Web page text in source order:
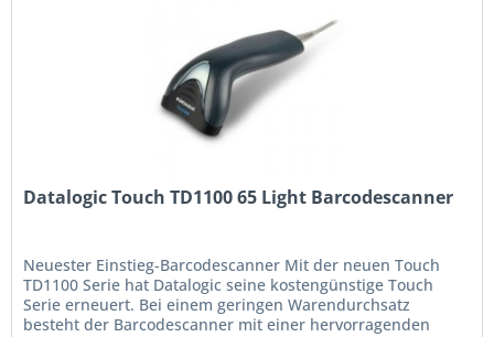
Datalogic Touch TD1100 65 Light Barcodescanner
Neuester Einstieg-Barcodescanner Mit der neuen Touch
TD1100 Serie hat Datalogic seine kostengünstige Touch
Serie erneuert. Bei einem geringen Warendurchsatz
besteht der Barcodescanner mit einer hervorragenden